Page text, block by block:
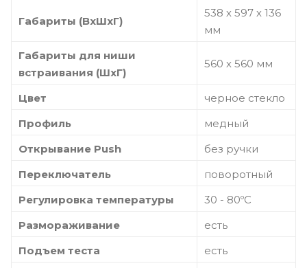
Габариты (ВхШхГ)
538 х 597 х 136
мм
Габариты для ниши
встраивания (ШхГ)
560 х 560 мм
Цвет
черное стекло
Профиль
медный
Открывание Push
без ручки
Переключатель
поворотный
Регулировка температуры
30 - 80ºС
Размораживание
есть
Подъем теста
есть